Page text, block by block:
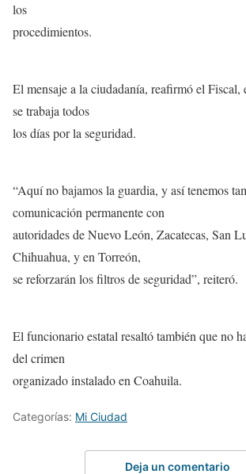
los
procedimientos.
El mensaje a la ciudadanía, reafirmó el Fiscal,
se trabaja todos
los días por la seguridad.
“Aquí no bajamos la guardia, y así tenemos
comunicación permanente con
autoridades de Nuevo León, Zacatecas, San
Chihuahua, y en Torreón,
se reforzarán los filtros de seguridad”, reiteró.
El funcionario estatal resaltó también que no
del crimen
organizado instalado en Coahuila.
Categorías: Mi Ciudad
Deja un comentario